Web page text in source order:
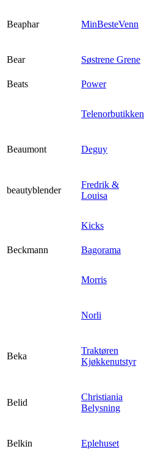
Beaphar MinBesteVenn
Bear
Søstrene Grene
Beats
Power
Telenorbutikken
Beaumont Deguy
beautyblender
Fredrik &
Louisa
Kicks
Beckmann
Bagorama
Morris
Norli
Beka
Traktøren
Kjøkkenutstyr
Belid
Christiania
Belysning
Belkin Eplehuset